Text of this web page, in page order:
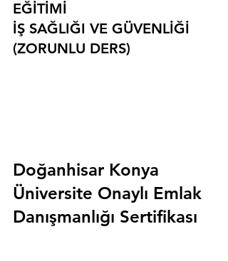
EĞİTİMİ
İŞ SAĞLIĞI VE GÜVENLİĞİ
(ZORUNLU DERS)
Doğanhisar Konya
Üniversite Onaylı Emlak
Danışmanlığı Sertifikası